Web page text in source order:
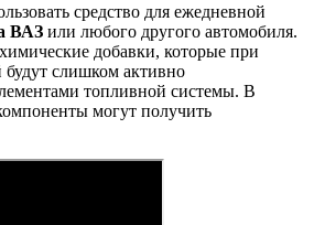
средство для ежедневной
ВАЗ или любого другого автомобиля.
добавки, которые при
будут слишком активно
топливной системы. В
могут получить